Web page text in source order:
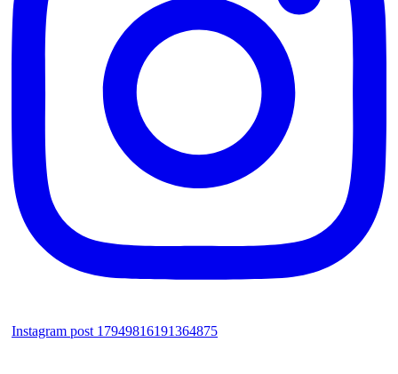
Instagram post 17949816191364875